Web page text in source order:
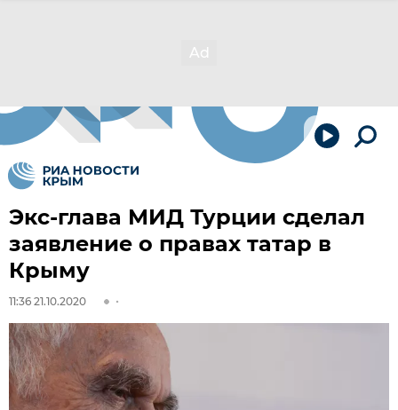
Экс-глава МИД Турции сделал
заявление о правах татар в
Крыму
11:36 21.10.2020